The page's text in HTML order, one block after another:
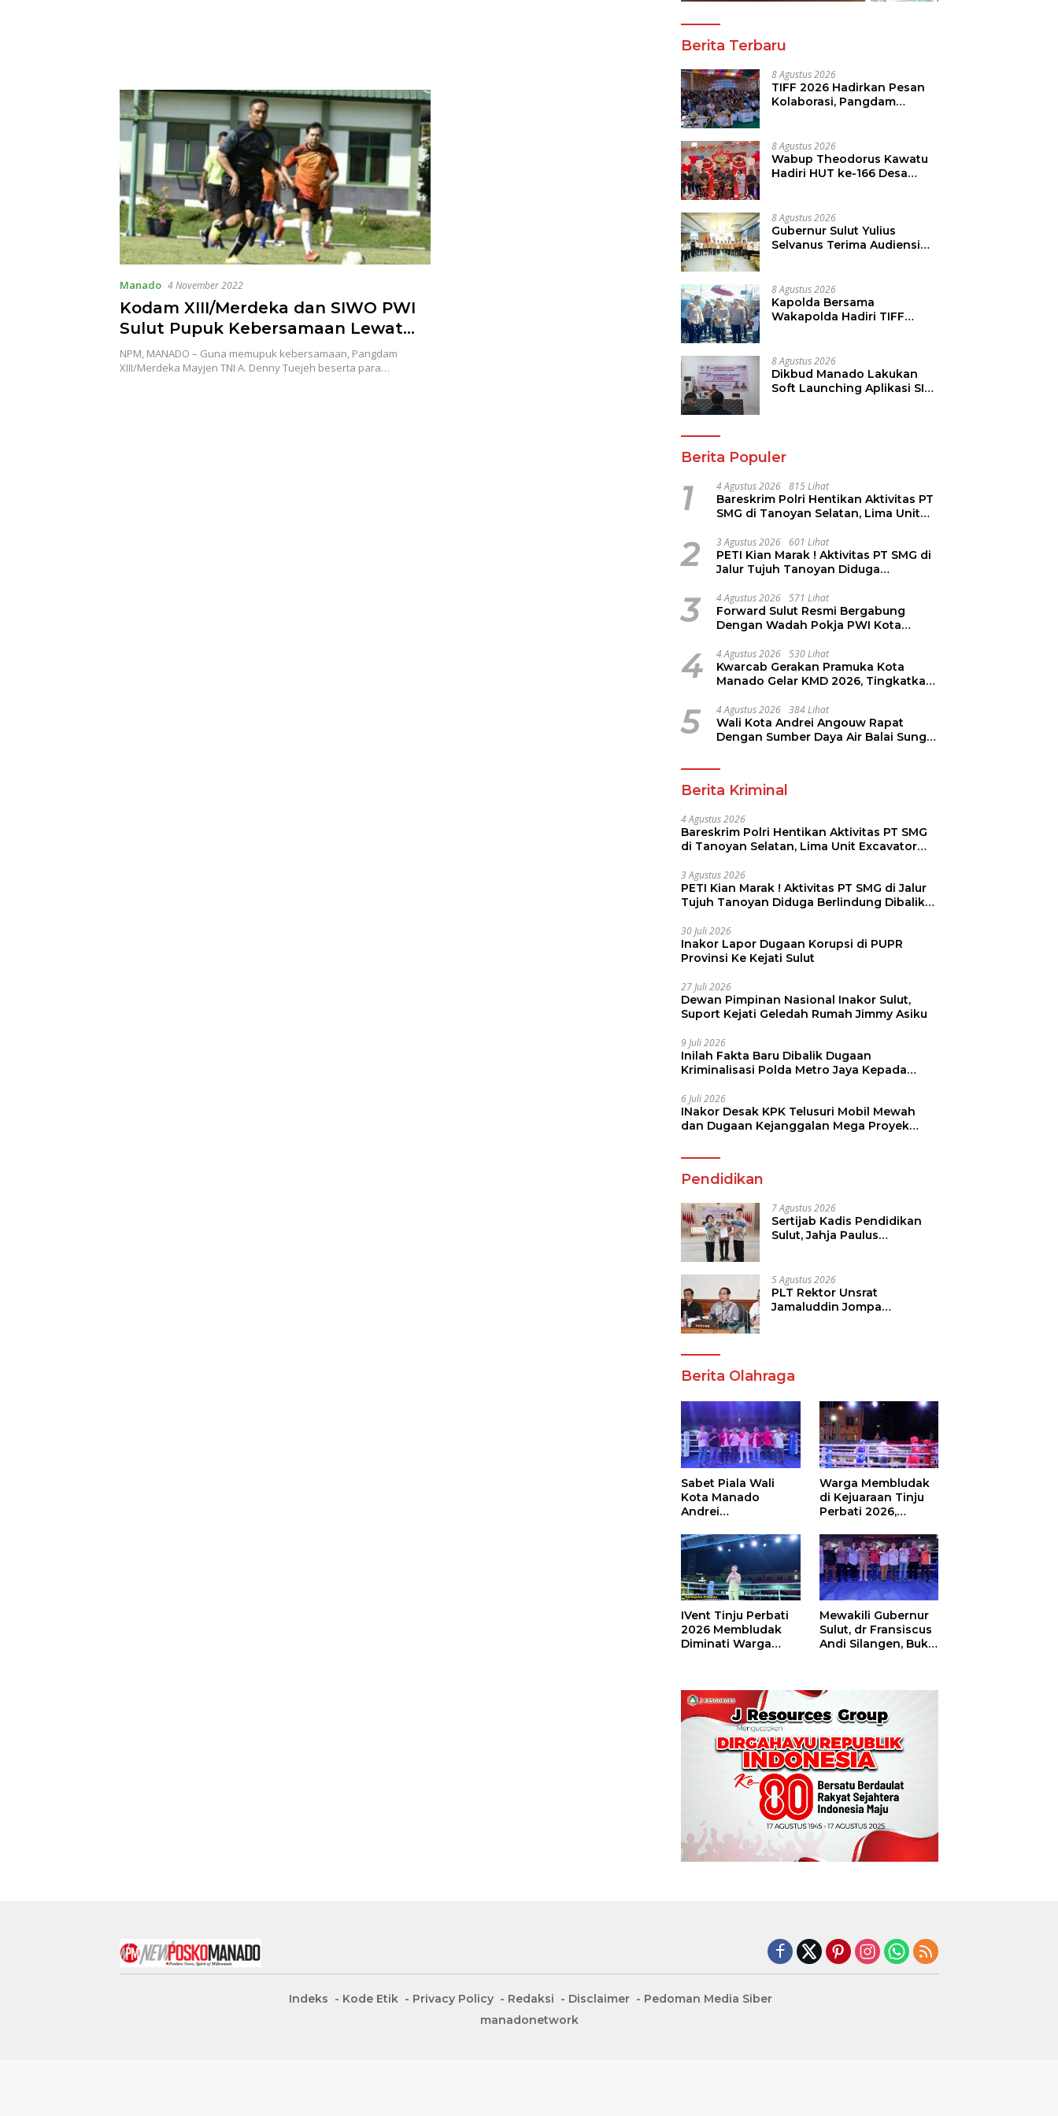
Manado 4 November 2022
Kodam XIII/Merdeka dan SIWO PWI
Sulut Pupuk Kebersamaan Lewat
Laga Friendly Game
NPM, MANADO – Guna memupuk kebersamaan, Pangdam
XIII/Merdeka Mayjen TNI A. Denny Tuejeh beserta para…
Berita Terbaru
8 Agustus 2026
TIFF 2026 Hadirkan Pesan
Kolaborasi, Pangdam
8 Agustus 2026
Wabup Theodorus Kawatu
Hadiri HUT ke-166 Desa
8 Agustus 2026
Gubernur Sulut Yulius
Selvanus Terima Audiensi
8 Agustus 2026
Kapolda Bersama
Wakapolda Hadiri TIFF
Keamanan
8 Agustus 2026
Dikbud Manado Lakukan
Soft Launching Aplikasi SI
Berita Populer
1 4 Agustus 2026 815 Lihat
Bareskrim Polri Hentikan Aktivitas PT
SMG di Tanoyan Selatan, Lima Unit
2 3 Agustus 2026 601 Lihat
PETI Kian Marak ! Aktivitas PT SMG di
Jalur Tujuh Tanoyan Diduga
3 4 Agustus 2026 571 Lihat
Forward Sulut Resmi Bergabung
Dengan Wadah Pokja PWI Kota
4 4 Agustus 2026 530 Lihat
Kwarcab Gerakan Pramuka Kota
Manado Gelar KMD 2026, Tingkatkan
Pramuka
5 4 Agustus 2026 384 Lihat
Wali Kota Andrei Angouw Rapat
Dengan Sumber Daya Air Balai Sungai
Berita Kriminal
4 Agustus 2026
Bareskrim Polri Hentikan Aktivitas PT SMG
di Tanoyan Selatan, Lima Unit Excavator
3 Agustus 2026
PETI Kian Marak ! Aktivitas PT SMG di Jalur
Tujuh Tanoyan Diduga Berlindung Dibalik
30 Juli 2026
Inakor Lapor Dugaan Korupsi di PUPR
Provinsi Ke Kejati Sulut
27 Juli 2026
Dewan Pimpinan Nasional Inakor Sulut,
Suport Kejati Geledah Rumah Jimmy Asiku
9 Juli 2026
Inilah Fakta Baru Dibalik Dugaan
Kriminalisasi Polda Metro Jaya Kepada
6 Juli 2026
INakor Desak KPK Telusuri Mobil Mewah
dan Dugaan Kejanggalan Mega Proyek
Pendidikan
7 Agustus 2026
Sertijab Kadis Pendidikan
Sulut, Jahja Paulus
Pendidikan
5 Agustus 2026
PLT Rektor Unsrat
Jamaluddin Jompa
Berita Olahraga
Sabet Piala Wali
Kota Manado
Andrei
Boxing Camp Juara
Umum Tinju Perbati
2026
Warga Membludak
di Kejuaraan Tinju
Perbati 2026,
Piala Wali Kota
IVent Tinju Perbati
2026 Membludak
Diminati Warga
Mewakili Gubernur
Sulut, dr Fransiscus
Andi Silangen, Buka
Piala Wali Kota
Manado
Indeks Kode Etik Privacy Policy Redaksi Disclaimer
Pedoman Media Siber
manadonetwork